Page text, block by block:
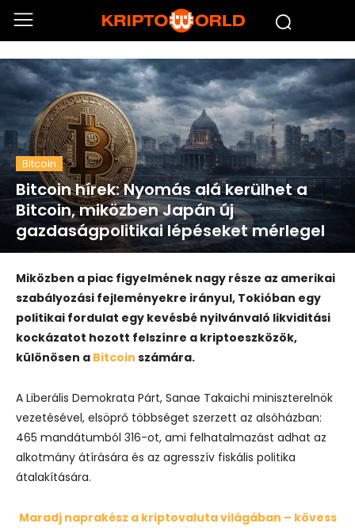
Bitcoin
Bitcoin hírek: Nyomás alá kerülhet a
Bitcoin, miközben Japán új
gazdaságpolitikai lépéseket mérlegel
Miközben a piac figyelmének nagy része az amerikai
szabályozási fejleményekre irányul, Tokióban egy
politikai fordulat egy kevésbé nyilvánvaló likviditási
kockázatot hozott felszínre a kriptoeszközök,
különösen a Bitcoin számára.
A Liberális Demokrata Párt, Sanae Takaichi miniszterelnök
vezetésével, elsöprő többséget szerzett az alsóházban:
465 mandátumból 316-ot, ami felhatalmazást adhat az
alkotmány átírására és az agresszív fiskális politika
átalakítására.
Maradj naprakész a kriptovaluta világában – kövess